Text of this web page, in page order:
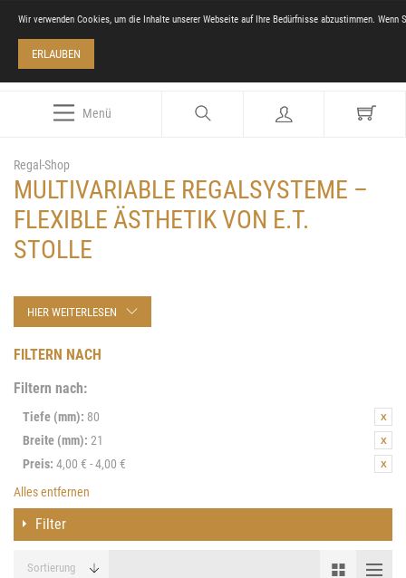
Menü
Regal-Shop
MULTIVARIABLE REGALSYSTEME –
FLEXIBLE ÄSTHETIK VON E.T.
STOLLE
HIER WEITERLESEN
FILTERN NACH
Filtern nach:
Tiefe (mm): 80
Breite (mm): 21
Preis: 4,00 € - 4,00 €
Alles entfernen
Filter
Wir verwenden Cookies, um die Inhalte unserer Webseite auf Ihre Bedürfnisse abzustimmen.
ERLAUBEN